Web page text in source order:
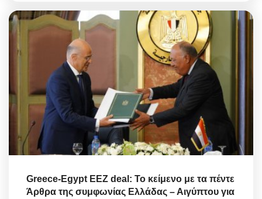
Greece-Egypt EEZ deal: Το κείμενο με τα πέντε
Άρθρα της συμφωνίας Ελλάδας – Αιγύπτου για